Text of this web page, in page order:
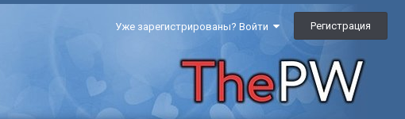
Уже зарегистрированы? Войти Регистрация